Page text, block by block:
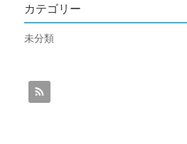
カテゴリー
未分類